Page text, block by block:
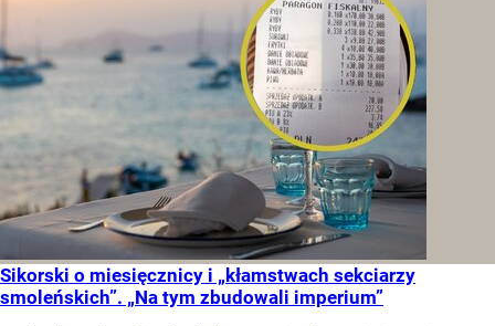
Sikorski o miesięcznicy i „kłamstwach sekciarzy
smoleńskich”. „Na tym zbudowali imperium”